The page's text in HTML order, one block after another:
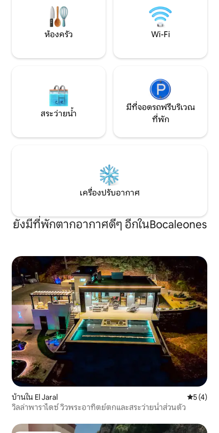
ข้อกำหนดของกฎหมายท้องถิ่น
ห้องครัว Wi-Fi
สระว่ายน้ำ
มีที่จอดรถฟรีบริเวณ
ที่พัก
เครื่องปรับอากาศ
ยังมีที่พักตากอากาศดีๆ อีกในBocaleones
บ้านใน El Jaral คะแนนเฉ
5 (4)
วิลล่าพาราไดซ์ วิวพระอาทิตย์ตกและสระว่ายน้ำส่วนตัว